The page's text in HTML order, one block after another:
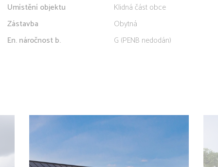
Umístění objektu
Klidná část obce
Zástavba
Obytná
En. náročnost b.
G (PENB nedodán)